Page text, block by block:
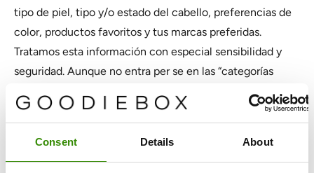
Consent Details About
tipo de piel, tipo y/o estado del cabello, preferencias de
color, productos favoritos y tus marcas preferidas.
Tratamos esta información con especial sensibilidad y
seguridad. Aunque no entra per se en las “categorías
especiales” de datos (según la definición del GDPR y tras
una evaluación exhaustiva), creemos que cierta
conocer mejor a nuestros miembros y clientes, y